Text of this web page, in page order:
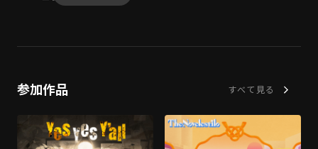
参加作品 すべて見る